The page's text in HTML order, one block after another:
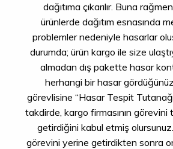
dağıtıma çıkarılır. Buna
ürünlerde dağıtım esnasında
problemler nedeniyle hasarlar
durumda; ürün kargo ile size
almadan dış pakette hasar
herhangi bir hasar
görevlisine “Hasar Tespit
takdirde, kargo firmasının
getirdiğini kabul etmiş
görevini yerine getirdikten sonra